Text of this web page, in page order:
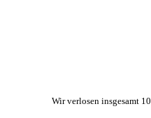
Wir verlosen insgesamt